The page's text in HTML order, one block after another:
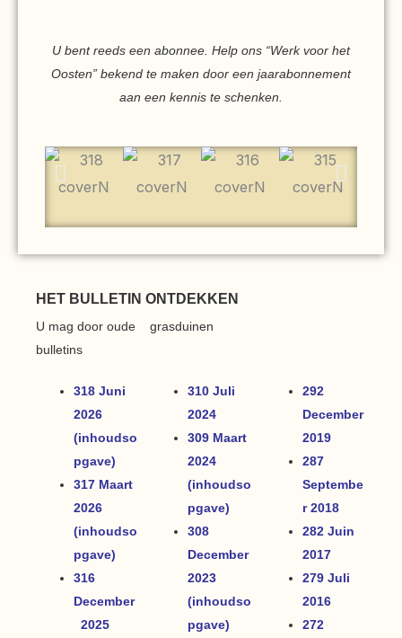
U bent reeds een abonnee. Help ons “Werk voor het
Oosten” bekend te maken door een jaarabonnement
aan een kennis te schenken.
HET BULLETIN ONTDEKKEN
U mag door oude
bulletins
grasduinen
318 Juni
2026
(inhoudso
pgave)
317 Maart
2026
(inhoudso
pgave)
316
December
2025
310 Juli
2024
309 Maart
2024
(inhoudso
pgave)
308
December
2023
(inhoudso
pgave)
292
December
2019
287
Septembe
r 2018
282 Juin
2017
279 Juli
2016
272